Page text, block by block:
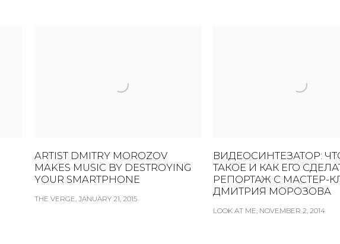
ARTIST DMITRY MOROZOV
MAKES MUSIC BY DESTROYING
YOUR SMARTPHONE
THE VERGE, JANUARY 21, 2015
ВИДЕОСИНТЕЗАТОР:
ТАКОЕ И КАК ЕГО
РЕПОРТАЖ С МАСТЕР-
ДМИТРИЯ МОРОЗОВА
LOOK AT ME, NOVEMBER 2, 2014